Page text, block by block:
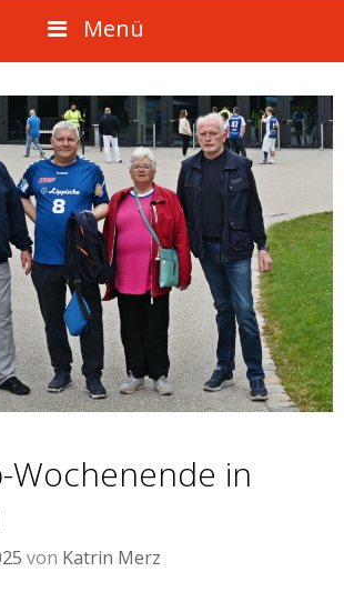
Menü
Wochenende in
von Katrin Merz